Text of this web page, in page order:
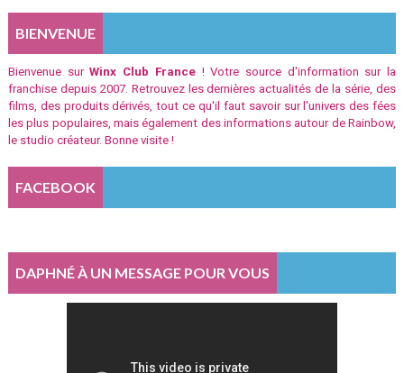
BIENVENUE
Bienvenue surWinx Club France! Votre source d'information sur la
franchise depuis 2007. Retrouvez les dernières actualités de la série, des
films, des produits dérivés, tout ce qu'il faut savoir sur l'univers des fées
les plus populaires, mais également des informations autour de Rainbow,
le studio créateur. Bonne visite !
FACEBOOK
DAPHNÉ À UN MESSAGE POUR VOUS